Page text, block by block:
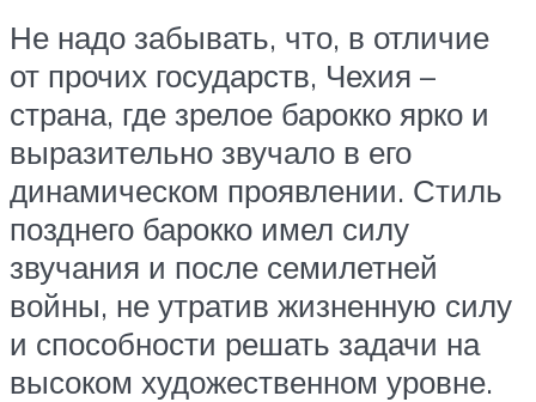
Не надо забывать, что, в отличие
от прочих государств, Чехия –
страна, где зрелое барокко ярко и
выразительно звучало в его
динамическом проявлении. Стиль
позднего барокко имел силу
звучания и после семилетней
войны, не утратив жизненную силу
и способности решать задачи на
высоком художественном уровне.